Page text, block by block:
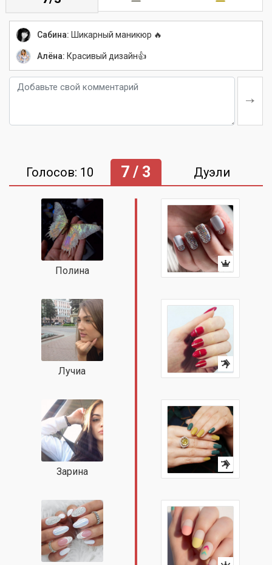
Сабина: Шикарный маникюр 🔥
Алёна: Красивый дизайн👍
Голосов: 10 7 / 3 Дуэли
Полина
Лучиа
Зарина